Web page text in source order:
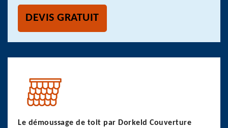
DEVIS GRATUIT
Le démoussage de toit par Dorkeld Couverture